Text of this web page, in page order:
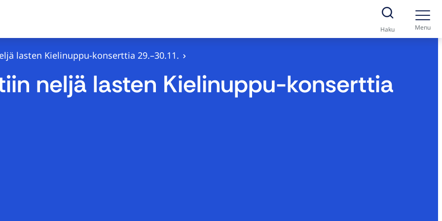
Haku Menu
lasten Kielinuppu-konserttia 29.–30.11.
neljä lasten Kielinuppu-konserttia